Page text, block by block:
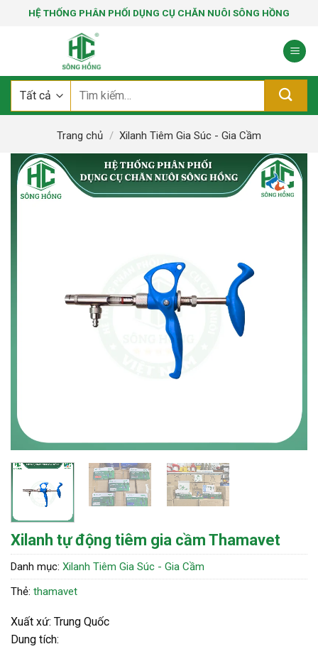
HỆ THỐNG PHÂN PHỐI DỤNG CỤ CHĂN NUÔI SÔNG HỒNG
Trang chủ / Xilanh Tiêm Gia Súc - Gia Cầm
Xilanh tự động tiêm gia cầm Thamavet
Danh mục: Xilanh Tiêm Gia Súc - Gia Cầm
Thẻ: thamavet
Xuất xứ: Trung Quốc
Dung tích: